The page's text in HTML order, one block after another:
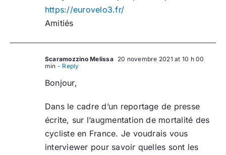
https://eurovelo3.fr/
Amitiés
Scaramozzino Melissa
20 novembre 2021 at 10 h 00
min - Reply
Bonjour,
Dans le cadre d’un reportage de presse
écrite, sur l’augmentation de mortalité des
cycliste en France. Je voudrais vous
interviewer pour savoir quelles sont les